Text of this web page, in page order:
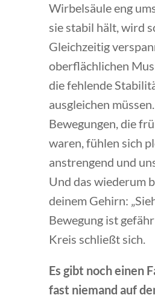
Wirbelsäule eng
sie stabil hält, wird
Gleichzeitig
oberflächlichen
die fehlende
ausgleichen müssen.
Bewegungen, die
waren, fühlen sich
anstrengend und
Und das wiederum
deinem Gehirn:
Bewegung ist
Kreis schließt sich.
Es gibt noch einen
fast niemand auf